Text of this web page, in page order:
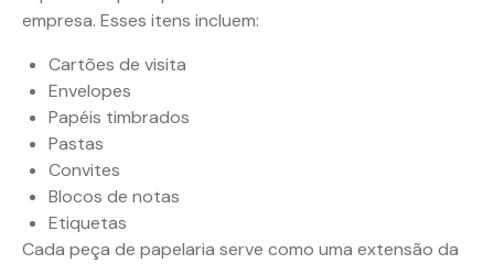
empresa. Esses itens incluem:
Cartões de visita
Envelopes
Papéis timbrados
Pastas
Convites
Blocos de notas
Etiquetas
Cada peça de papelaria serve como uma extensão da